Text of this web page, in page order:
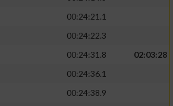
00:24:21.1
00:24:22.3
00:24:31.8
02:03:28
00:24:36.1
00:24:38.9